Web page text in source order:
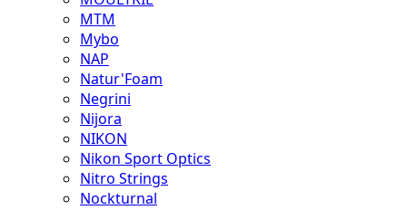
MTM
Mybo
NAP
Natur'Foam
Negrini
Nijora
NIKON
Nikon Sport Optics
Nitro Strings
Nockturnal